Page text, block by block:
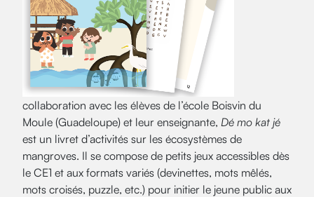
collaboration avec les élèves de l’école Boisvin du
Moule (Guadeloupe) et leur enseignante, Dé mo kat jé
est un livret d’activités sur les écosystèmes de
mangroves. Il se compose de petits jeux accessibles dès
le CE1 et aux formats variés (devinettes, mots mêlés,
mots croisés, puzzle, etc.) pour initier le jeune public aux